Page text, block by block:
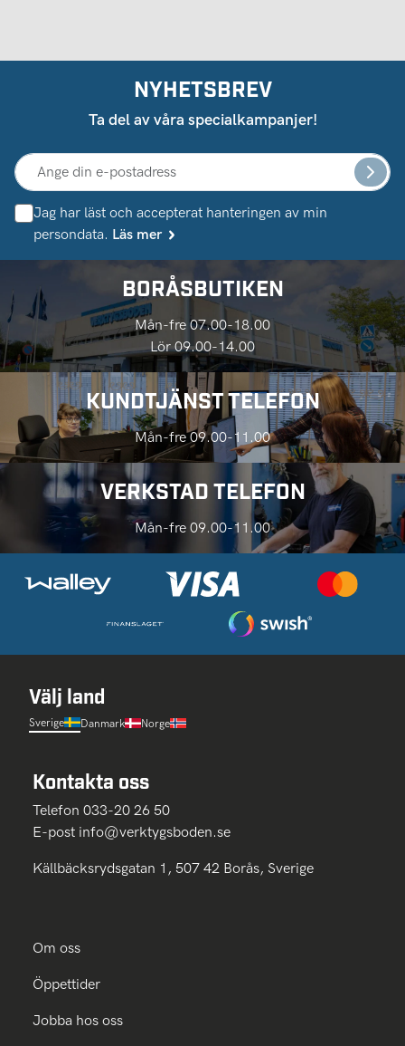
NYHETSBREV
Ta del av våra specialkampanjer!
Jag har läst och accepterat hanteringen av min
persondata. Läs mer
BORÅSBUTIKEN
Mån-fre 07.00-18.00
Lör 09.00-14.00
KUNDTJÄNST TELEFON
Mån-fre 09.00-11.00
VERKSTAD TELEFON
Mån-fre 09.00-11.00
Välj land
Sverige Danmark Norge
Kontakta oss
Telefon 033-20 26 50
E-post info@verktygsboden.se
Källbäcksrydsgatan 1, 507 42 Borås, Sverige
Om oss
Öppettider
Jobba hos oss